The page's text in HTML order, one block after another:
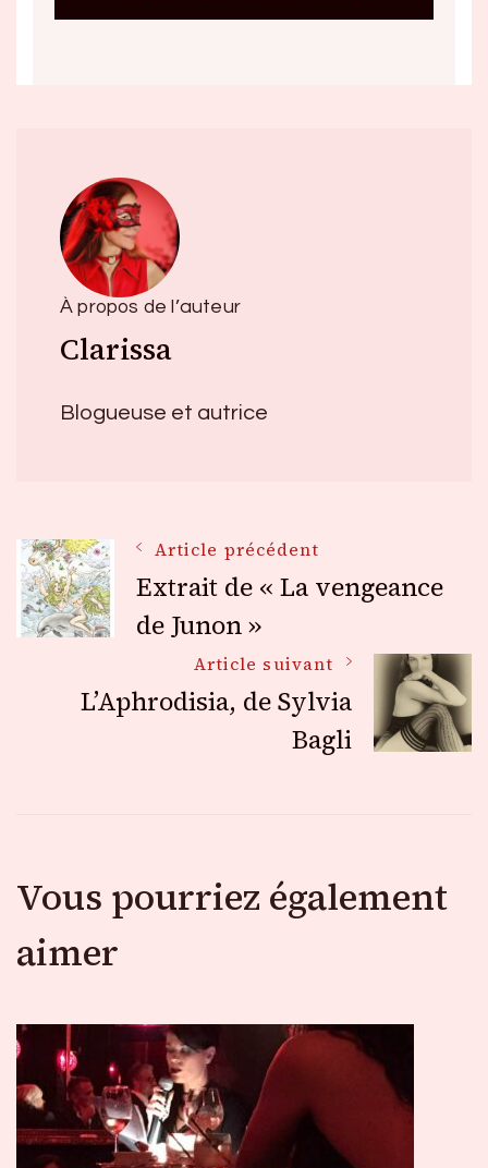
À propos de l’auteur
Clarissa
Blogueuse et autrice
Navigation
des
articles
Article précédent
Extrait de « La vengeance
de Junon »
Article suivant
L’Aphrodisia, de Sylvia
Bagli
Vous pourriez également
aimer